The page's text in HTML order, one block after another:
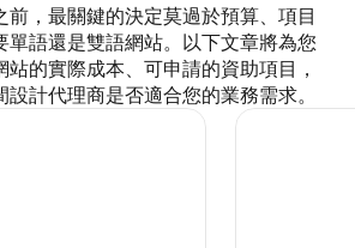
前，最關鍵的決定莫過於預算、項目
單語還是雙語網站。以下文章將為您
的實際成本、可申請的資助項目，
計代理商是否適合您的業務需求。